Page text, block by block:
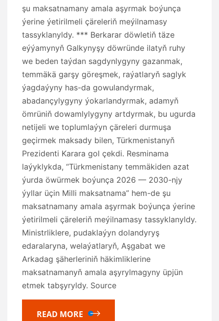
şu maksatnamany amala aşyrmak boýunça
ýerine ýetirilmeli çäreleriň meýilnamasy
tassyklanyldy. *** Berkarar döwletiň täze
eýýamynyň Galkynyşy döwründe ilatyň ruhy
we beden taýdan sagdynlygyny gazanmak,
temmäkä garşy göreşmek, raýatlaryň saglyk
ýagdaýyny has-da gowulandyrmak,
abadançylygyny ýokarlandyrmak, adamyň
ömrüniň dowamlylygyny artdyrmak, bu ugurda
netijeli we toplumlaýyn çäreleri durmuşa
geçirmek maksady bilen, Türkmenistanyň
Prezidenti Karara gol çekdi. Resminama
laýyklykda, “Türkmenistany temmäkiden azat
ýurda öwürmek boýunça 2026 — 2030-njy
ýyllar üçin Milli maksatnama” hem-de şu
maksatnamany amala aşyrmak boýunça ýerine
ýetirilmeli çäreleriň meýilnamasy tassyklanyldy.
Ministrliklere, pudaklaýyn dolandyryş
edaralaryna, welaýatlaryň, Aşgabat we
Arkadag şäherleriniň häkimliklerine
maksatnamanyň amala aşyrylmagyny üpjün
etmek tabşyryldy. Source
READ MORE